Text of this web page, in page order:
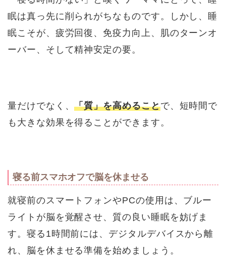
眠は真っ先に削られがちなものです。しかし、睡
眠こそが、疲労回復、免疫力向上、肌のターンオ
ーバー、そして精神安定の要。
量だけでなく、「質」を高めることで、短時間で
も大きな効果を得ることができます。
寝る前スマホオフで脳を休ませる
就寝前のスマートフォンやPCの使用は、ブルー
ライトが脳を覚醒させ、質の良い睡眠を妨げま
す。寝る1時間前には、デジタルデバイスから離
れ、脳を休ませる準備を始めましょう。